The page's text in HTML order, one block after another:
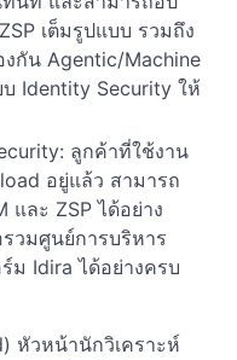
เต็มรูปแบบ รวมถึง
กัน Agentic/Machine
บ Identity Security ให้
ลูกค้าที่ใช้งาน
อยู่แล้ว สามารถ
และ ZSP ได้อย่าง
วมศูนย์การบริหาร
ม Idira ได้อย่างครบ
หัวหน้านักวิเคราะห์